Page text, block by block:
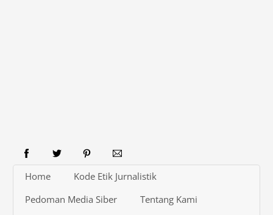
Home
Kode Etik Jurnalistik
Pedoman Media Siber
Tentang Kami